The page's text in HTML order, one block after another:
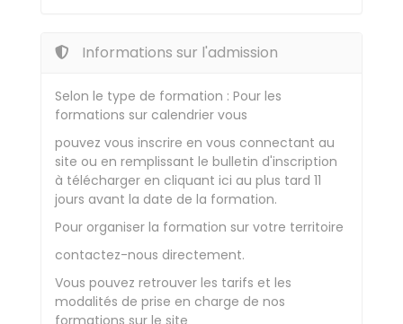
Informations sur l'admission
Selon le type de formation : Pour les
formations sur calendrier vous
pouvez vous inscrire en vous connectant au
site ou en remplissant le bulletin d'inscription
à télécharger en cliquant ici au plus tard 11
jours avant la date de la formation.
Pour organiser la formation sur votre territoire
contactez-nous directement.
Vous pouvez retrouver les tarifs et les
modalités de prise en charge de nos
formations sur le site